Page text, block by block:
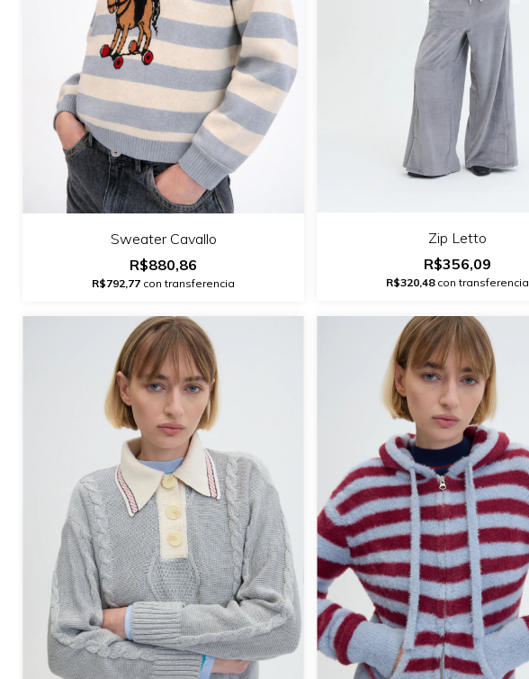
Sweater Cavallo
R$880,86
R$792,77 con transferencia
Zip Letto
R$356,09
R$320,48con transferencia